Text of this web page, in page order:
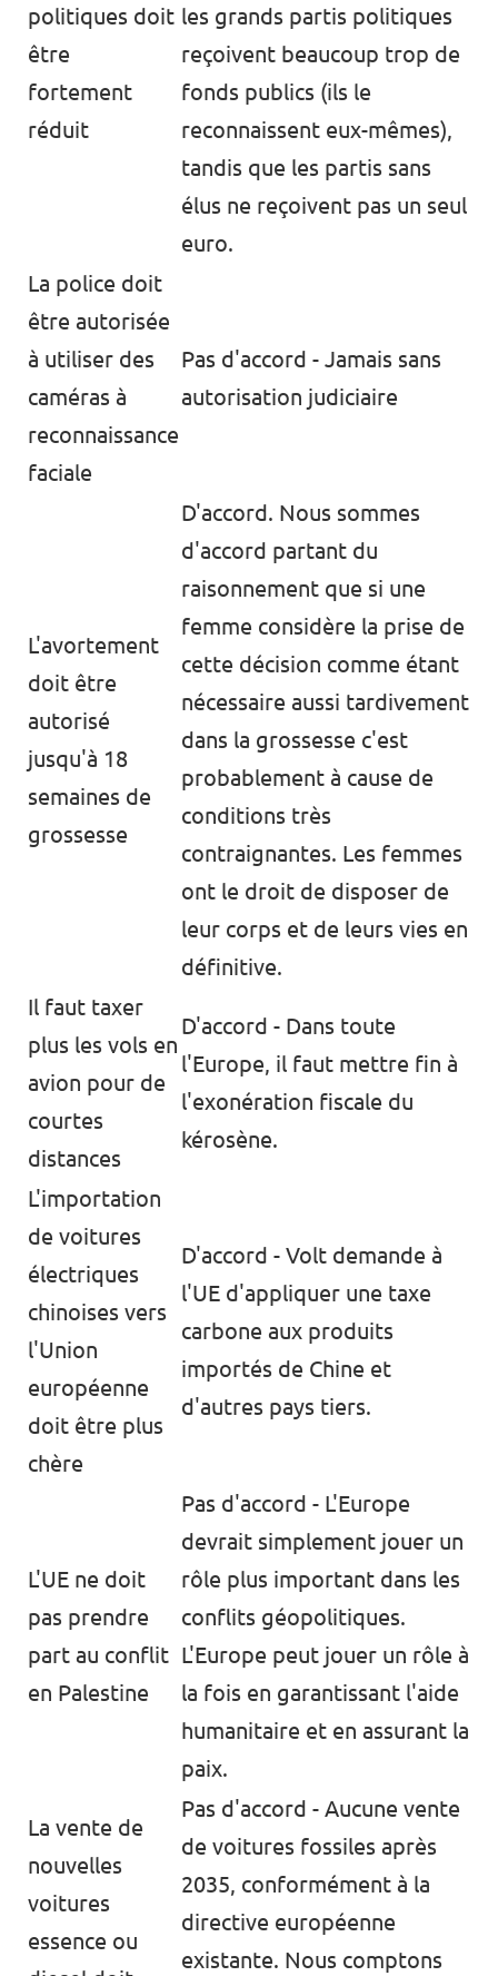
politiques doit
être
fortement
réduit
les grands partis politiques
reçoivent beaucoup trop de
fonds publics (ils le
reconnaissent eux-mêmes),
tandis que les partis sans
élus ne reçoivent pas un seul
euro.
La police doit
être autorisée
à utiliser des
caméras à
reconnaissance
faciale
Pas d'accord - Jamais sans
autorisation judiciaire
L'avortement
doit être
autorisé
jusqu'à 18
semaines de
grossesse
D'accord. Nous sommes
d'accord partant du
raisonnement que si une
femme considère la prise de
cette décision comme étant
nécessaire aussi tardivement
dans la grossesse c'est
probablement à cause de
conditions très
contraignantes. Les femmes
ont le droit de disposer de
leur corps et de leurs vies en
définitive.
Il faut taxer
plus les vols en
avion pour de
courtes
distances
D'accord - Dans toute
l'Europe, il faut mettre fin à
l'exonération fiscale du
kérosène.
L'importation
de voitures
électriques
chinoises vers
l'Union
européenne
doit être plus
chère
D'accord - Volt demande à
l'UE d'appliquer une taxe
carbone aux produits
importés de Chine et
d'autres pays tiers.
L'UE ne doit
pas prendre
part au conflit
en Palestine
Pas d'accord - L'Europe
devrait simplement jouer un
rôle plus important dans les
conflits géopolitiques.
L'Europe peut jouer un rôle à
la fois en garantissant l'aide
humanitaire et en assurant la
paix.
La vente de
nouvelles
voitures
essence ou
Pas d'accord - Aucune vente
de voitures fossiles après
2035, conformément à la
directive européenne
existante. Nous comptons